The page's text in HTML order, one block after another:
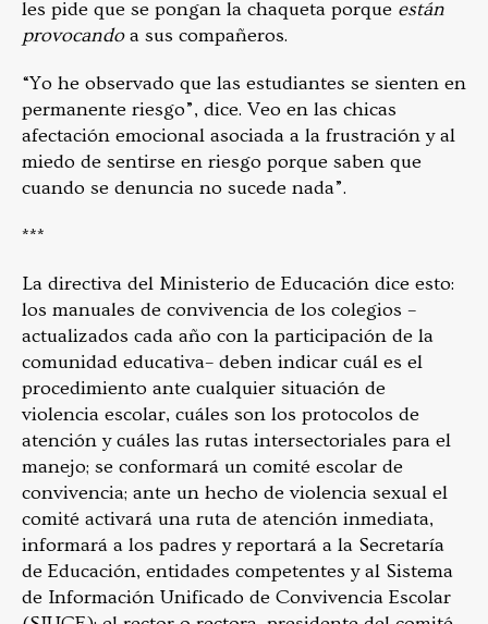
les pide que se pongan la chaqueta porque están
provocandoa sus compañeros.
“Yo he observado que las estudiantes se sienten en
permanente riesgo”, dice. Veo en las chicas
afectación emocional asociada a la frustración y al
miedo de sentirse en riesgo porque saben que
cuando se denuncia no sucede nada”.
***
La directiva del Ministerio de Educación dice esto:
los manuales de convivencia de los colegios –
actualizados cada año con la participación de la
comunidad educativa– deben indicar cuál es el
procedimiento ante cualquier situación de
violencia escolar, cuáles son los protocolos de
atención y cuáles las rutas intersectoriales para el
manejo; se conformará un comité escolar de
convivencia; ante un hecho de violencia sexual el
comité activará una ruta de atención inmediata,
informará a los padres y reportará a la Secretaría
de Educación, entidades competentes y al Sistema
de Información Unificado de Convivencia Escolar